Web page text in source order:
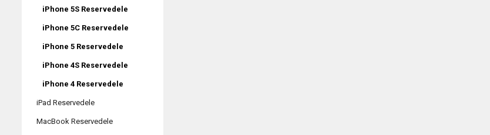
iPhone 5S Reservedele
iPhone 5C Reservedele
iPhone 5 Reservedele
iPhone 4S Reservedele
iPhone 4 Reservedele
iPad Reservedele
MacBook Reservedele